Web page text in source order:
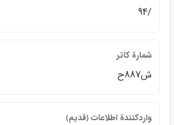
/94
شمارة كاتر
ش887ح
واردكنندة اطلاعات ﴿قديم﴾